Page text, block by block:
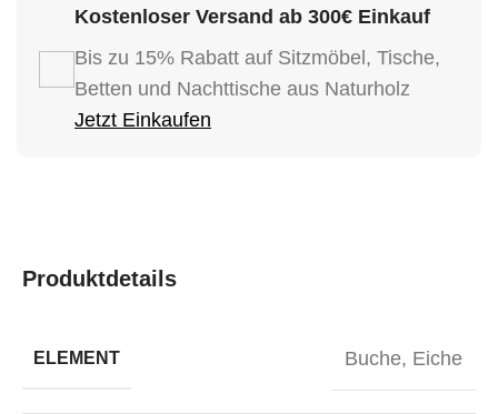
Kostenloser Versand ab 300€ Einkauf
Bis zu 15% Rabatt auf Sitzmöbel, Tische,
Betten und Nachttische aus Naturholz
Jetzt Einkaufen
Produktdetails
ELEMENT Buche, Eiche